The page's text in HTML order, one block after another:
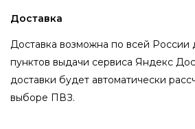
Доставка
Доставка возможна по всей России
пунктов выдачи сервиса Яндекс
доставки будет автоматически
выборе ПВЗ.